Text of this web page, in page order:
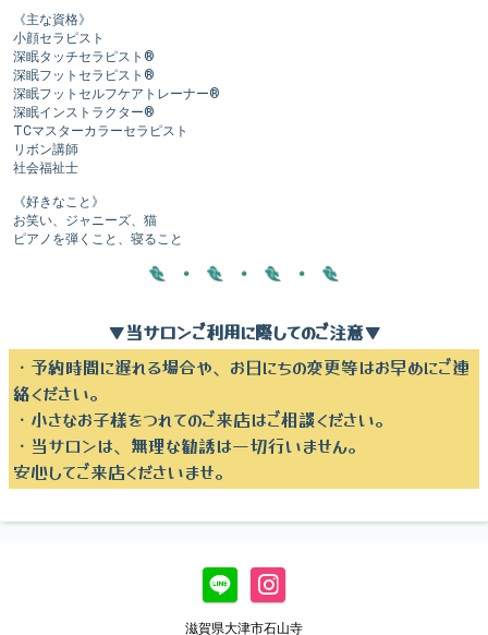
《主な資格》
小顔セラピスト
深眠タッチセラピスト®︎
深眠フットセラピスト®︎
深眠フットセルフケアトレーナー®︎
深眠インストラクター®︎
TCマスターカラーセラピスト
リボン講師
社会福祉士
《好きなこと》
お笑い、ジャニーズ、猫
ピアノを弾くこと、寝ること
▼当サロンご利用に際してのご注意▼
・予約時間に遅れる場合や、お日にちの変更等はお早めにご連
絡ください。
・小さなお子様をつれてのご来店はご相談ください。
・当サロンは、無理な勧誘は一切行いません。
安心してご来店くださいませ。
滋賀県大津市石山寺